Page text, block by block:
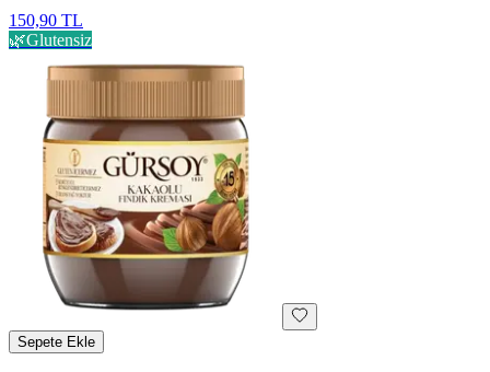
150,90 TL
🌿Glutensiz
Sepete Ekle